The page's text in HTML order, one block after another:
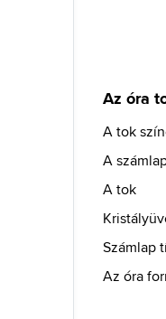
Az óra
A tok
A
A tok
Számlap
Az óra